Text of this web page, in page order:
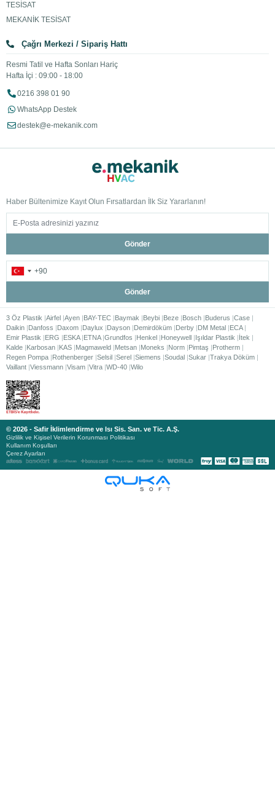
TESİSAT
MEKANİK TESİSAT
Çağrı Merkezi / Sipariş Hattı
Resmi Tatil ve Hafta Sonları Hariç
Hafta İçi : 09:00 - 18:00
0216 398 01 90
WhatsApp Destek
destek@e-mekanik.com
Haber Bültenimize Kayıt Olun Fırsatlardan İlk Siz Yararlanın!
Gönder
Gönder
3 Öz Plastik Airfel Ayen BAY-TEC Baymak Beybi Beze Bosch Buderus Case
Daikin Danfoss Daxom Daylux Dayson Demirdöküm Derby DM Metal ECA
Emir Plastik
ERG ESKA ETNA Grundfos Henkel Honeywell Işıldar Plastik
İtek
Kalde Karbosan KAS Magmaweld Metsan Moneks Norm Pimtaş
Protherm
Regen Pompa Rothenberger Selsil Serel Siemens Soudal Sukar Trakya Döküm
Vaillant Viessmann Visam Vitra WD-40 Wilo
© 2026 - Safir İklimlendirme ve Isı Sis. San. ve Tic. A.Ş.
Gizlilik ve Kişisel Verilerin Korunması Politikası
Kullanım Koşulları
Çerez Ayarları